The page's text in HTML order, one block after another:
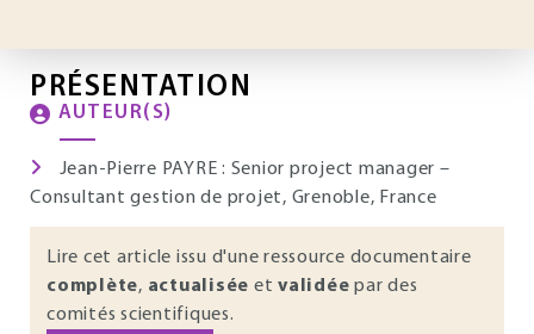
PRÉSENTATION
AUTEUR(S)
Jean-Pierre PAYRE : Senior project manager –
Consultant gestion de projet, Grenoble, France
Lire cet article issu d'une ressource documentaire
complète, actualisée et validée par des
comités scientifiques.